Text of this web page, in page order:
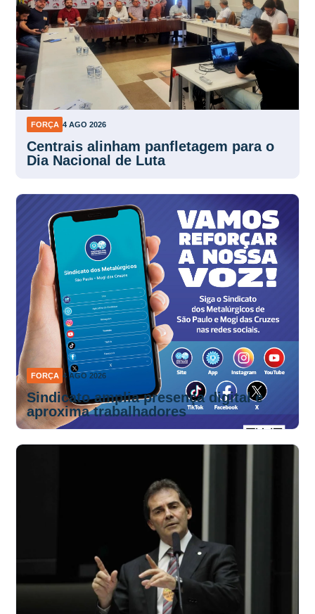
FORÇA 4 AGO 2026
Centrais alinham panfletagem para o
Dia Nacional de Luta
FORÇA 4 AGO 2026
Sindicato amplia presença digital e
aproxima trabalhadores